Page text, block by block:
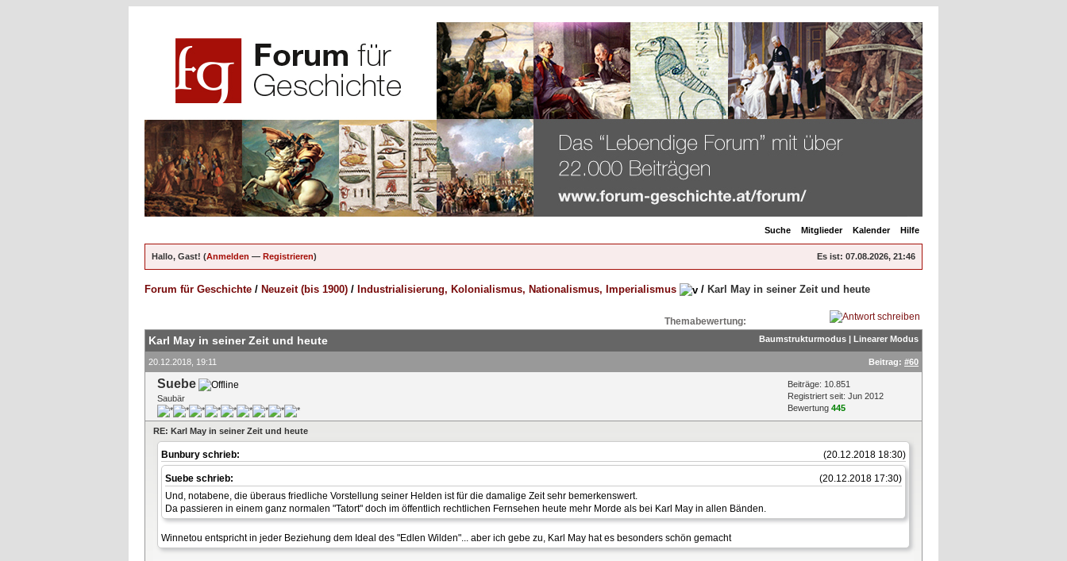
Suche Mitglieder Kalender Hilfe
Es ist: 07.08.2026, 21:46
Hallo, Gast! (Anmelden — Registrieren)
Forum für Geschichte / Neuzeit (bis 1900) / Industrialisierung, Kolonialismus, Nationalismus, Imperialismus / Karl May in seiner Zeit und heute
Themabewertung:
Baumstrukturmodus | Linearer Modus
Karl May in seiner Zeit und heute
20.12.2018, 19:11 Beitrag: #60
Suebe
Saubär
Beiträge: 10.851
Registriert seit: Jun 2012
Bewertung 445
RE: Karl May in seiner Zeit und heute
(20.12.2018 18:30)
Bunbury schrieb:
(20.12.2018 17:30)
Suebe schrieb:
Und, notabene, die überaus friedliche Vorstellung seiner Helden ist für die damalige Zeit sehr bemerkenswert.
Da passieren in einem ganz normalen "Tatort" doch im öffentlich rechtlichen Fernsehen heute mehr Morde als bei Karl May in allen Bänden.
Winnetou entspricht in jeder Beziehung dem Ideal des "Edlen Wilden"... aber ich gebe zu, Karl May hat es besonders schön gemacht